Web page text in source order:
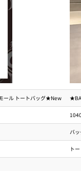
ール トートバッグ★New
バ
ト